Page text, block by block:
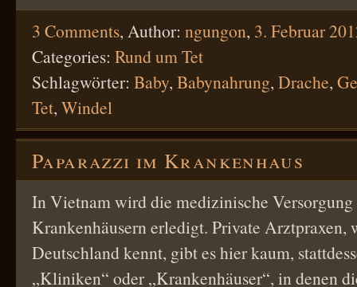
3 Comments, Author: ngungon, 3. Februar
Categories: Rund um Tet
Schlagwörter: Baby, Babynahrung, Drache,
Tet, Windel
Paparazzi im Krankenhaus
In Vietnam wird die medizinische
Krankenhäusern erledigt. Private Arztpraxen,
Deutschland kennt, gibt es hier kaum,
„Kliniken“ oder „Krankenhäuser“, in denen